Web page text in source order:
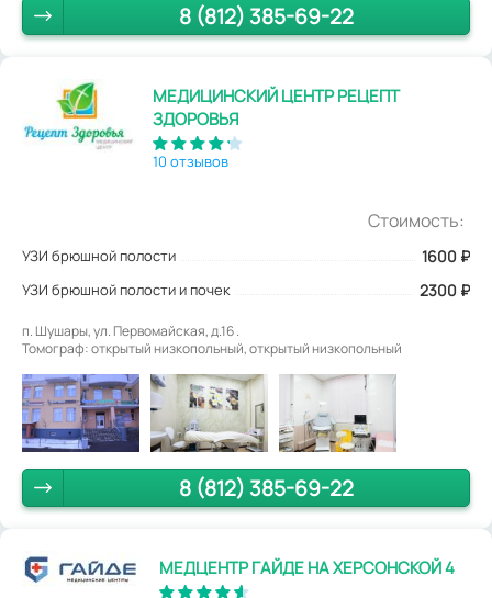
8 (812) 385-69-22
МЕДИЦИНСКИЙ ЦЕНТР РЕЦЕПТ
ЗДОРОВЬЯ
10 отзывов
Стоимость:
УЗИ брюшной полости 1600 ₽
УЗИ брюшной полости и почек 2300 ₽
п. Шушары, ул. Первомайская, д.16 .
Томограф: открытый низкопольный, открытый низкопольный
8 (812) 385-69-22
МЕДЦЕНТР ГАЙДЕ НА ХЕРСОНСКОЙ 4